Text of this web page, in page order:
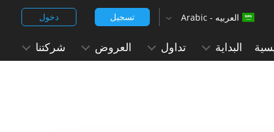
العربيه - Arabic ‹
English (Arabic)
تسجيل دخول
البداية تداول العروض شركتنا